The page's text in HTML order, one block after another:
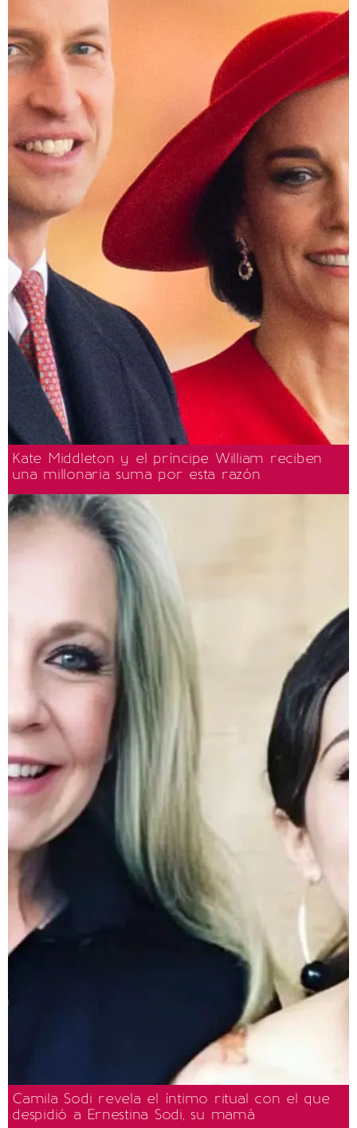
Kate Middleton y el príncipe William reciben
una millonaria suma por esta razón
Camila Sodi revela el íntimo ritual con el que
despidió a Ernestina Sodi, su mamá